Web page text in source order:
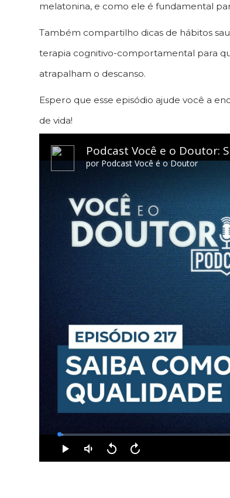
melatonina, e como ele é fundamental
Também compartilho dicas de hábitos
terapia cognitivo-comportamental para
atrapalham o descanso.
Espero que esse episódio ajude você a
de vida!